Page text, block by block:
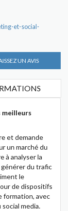
et-social-
UN AVIS
meilleurs
et demande
un marché du
à analyser la
du trafic
le
de dispositifs
formation, avec
media.